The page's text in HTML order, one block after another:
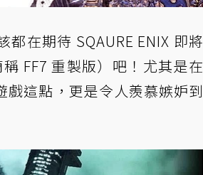
在期待 SQAURE ENIX 即將
FF7 重製版）吧！尤其是在
這點，更是令人羨慕嫉妒到